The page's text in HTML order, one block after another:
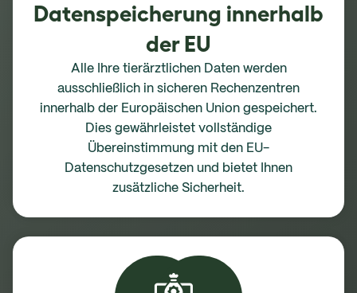
Datenspeicherung innerhalb
der EU
Alle Ihre tierärztlichen Daten werden
ausschließlich in sicheren Rechenzentren
innerhalb der Europäischen Union gespeichert.
Dies gewährleistet vollständige
Übereinstimmung mit den EU-
Datenschutzgesetzen und bietet Ihnen
zusätzliche Sicherheit.